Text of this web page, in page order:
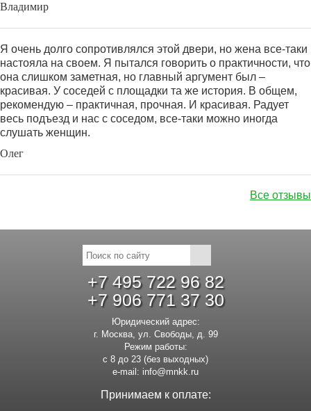
Владимир
Я очень долго сопротивлялся этой двери, но жена все-таки
настояла на своем. Я пытался говорить о практичности, что
она слишком заметная, но главный аргумент был –
красивая. У соседей с площадки та же история. В общем,
рекомендую – практичная, прочная. И красивая. Радует
весь подъезд и нас с соседом, все-таки можно иногда
слушать женщин.
Олег
Все отзывы
+7 495 722 96 82
+7 906 771 37 30
Юридический адрес:
г. Москва, ул. Свободы, д. 99
Режим работы:
с 8 до 23 (без выходных)
e-mail: info@mnkk.ru
Принимаем к оплате: